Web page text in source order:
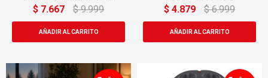
$ 7.667 $ 9.999 $ 4.879 $ 6.999